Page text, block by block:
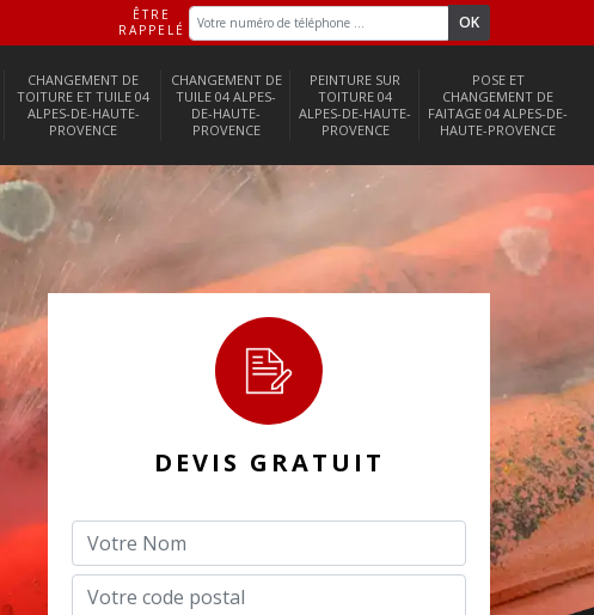
ÊTRE
RAPPELÉ
CHANGEMENT DE
TOITURE ET TUILE 04
ALPES-DE-HAUTE-
PROVENCE
CHANGEMENT DE
TUILE 04 ALPES-
DE-HAUTE-
PROVENCE
PEINTURE SUR
TOITURE 04
ALPES-DE-HAUTE-
PROVENCE
POSE ET
CHANGEMENT DE
FAITAGE 04 ALPES-DE-
HAUTE-PROVENCE
DEVIS GRATUIT